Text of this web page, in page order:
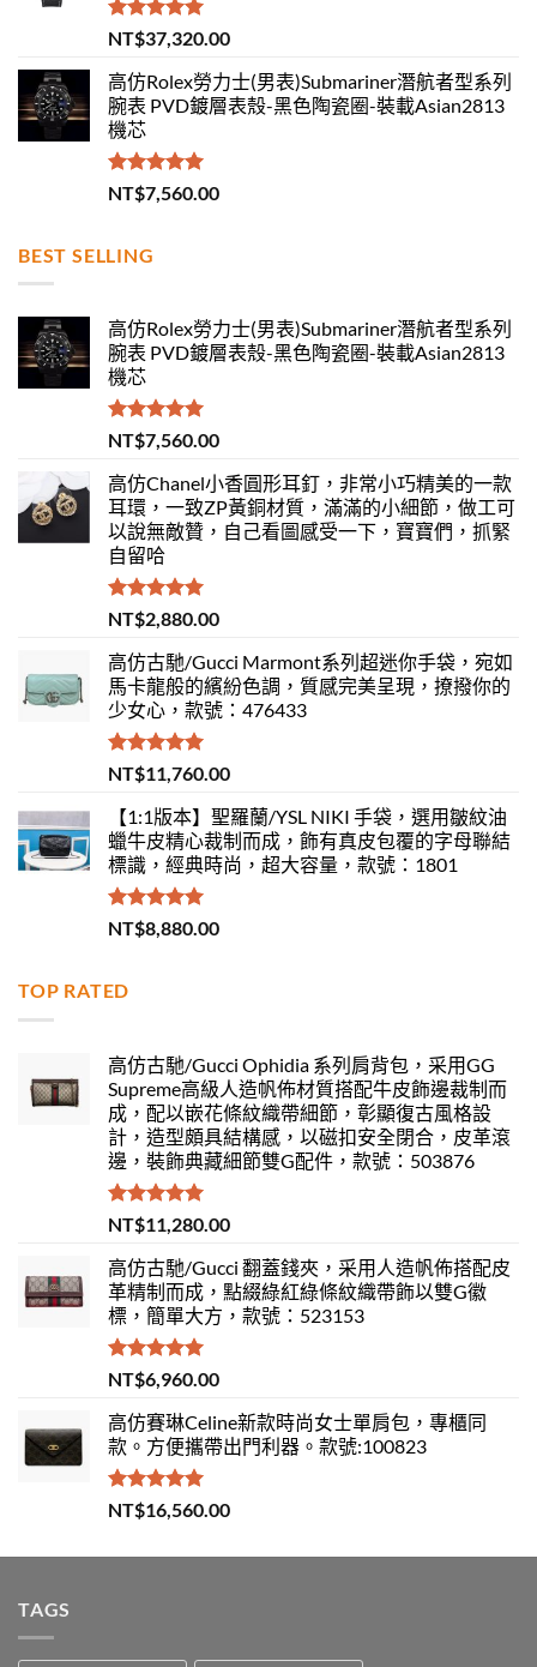
評分5.00
滿分 5
NT$37,320.00
高仿Rolex勞力士(男表)Submariner潛航者型系列
腕表 PVD鍍層表殼-黑色陶瓷圈-裝載Asian2813
機芯
評分 5.00
滿分 5
NT$7,560.00
BEST SELLING
高仿Rolex勞力士(男表)Submariner潛航者型系列
腕表 PVD鍍層表殼-黑色陶瓷圈-裝載Asian2813
機芯
評分 5.00
滿分 5
NT$7,560.00
高仿Chanel小香圓形耳釘，非常小巧精美的一款
耳環，一致ZP黃銅材質，滿滿的小細節，做工可
以說無敵贊，自己看圖感受一下，寶寶們，抓緊
自留哈
評分 5.00
滿分 5
NT$2,880.00
高仿古馳/Gucci Marmont系列超迷你手袋，宛如
馬卡龍般的繽紛色調，質感完美呈現，撩撥你的
少女心，款號：476433
評分5.00
滿分 5
NT$11,760.00
【1:1版本】聖羅蘭/YSL NIKI 手袋，選用皺紋油
蠟牛皮精心裁制而成，飾有真皮包覆的字母聯結
標識，經典時尚，超大容量，款號：1801
評分 5.00
滿分 5
NT$8,880.00
TOP RATED
高仿古馳/Gucci Ophidia 系列肩背包，采用GG
Supreme高級人造帆佈材質搭配牛皮飾邊裁制而
成，配以嵌花條紋織帶細節，彰顯復古風格設
計，造型頗具結構感，以磁扣安全閉合，皮革滾
邊，裝飾典藏細節雙G配件，款號：503876
評分5.00
滿分 5
NT$11,280.00
高仿古馳/Gucci 翻蓋錢夾，采用人造帆佈搭配皮
革精制而成，點綴綠紅綠條紋織帶飾以雙G徽
標，簡單大方，款號：523153
評分 5.00
滿分 5
NT$6,960.00
高仿賽琳Celine新款時尚女士單肩包，專櫃同
款。方便攜帶出門利器。款號:100823
評分5.00
滿分 5
NT$16,560.00
TAGS